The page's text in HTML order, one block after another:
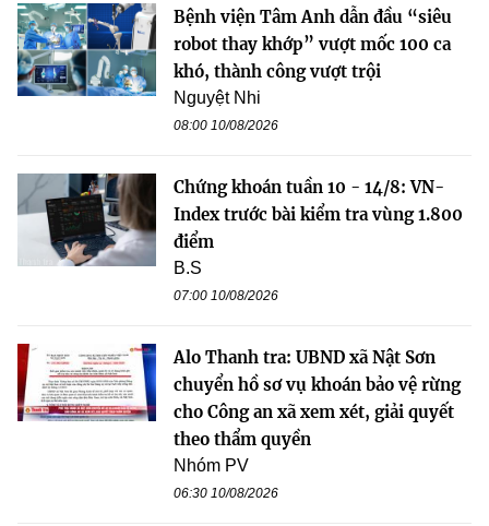
Bệnh viện Tâm Anh dẫn đầu “siêu
robot thay khớp” vượt mốc 100 ca
khó, thành công vượt trội
Nguyệt Nhi
08:00 10/08/2026
Chứng khoán tuần 10 - 14/8: VN-
Index trước bài kiểm tra vùng 1.800
điểm
B.S
07:00 10/08/2026
Alo Thanh tra: UBND xã Nật Sơn
chuyển hồ sơ vụ khoán bảo vệ rừng
cho Công an xã xem xét, giải quyết
theo thẩm quyền
Nhóm PV
06:30 10/08/2026